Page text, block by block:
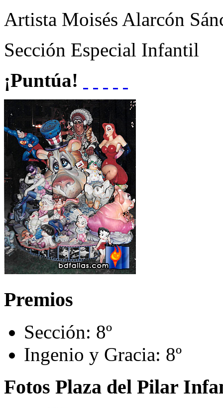
Artista Moisés Alarcón
Sección Especial Infantil
¡Puntúa!
Premios
Sección: 8º
Ingenio y Gracia: 8º
Fotos Plaza del Pilar